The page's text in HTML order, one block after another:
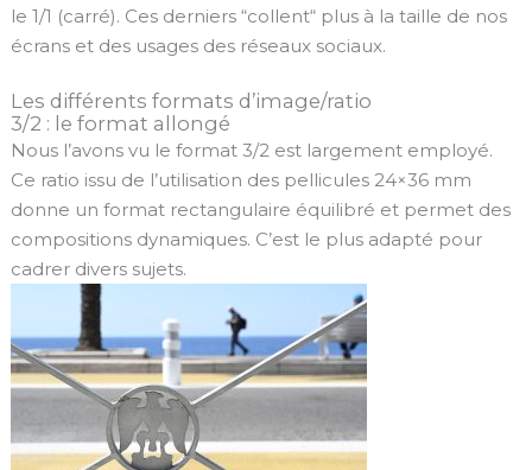
le 1/1 (carré). Ces derniers “collent“ plus à la taille de nos
écrans et des usages des réseaux sociaux.
Les différents formats d’image/ratio
3/2 : le format allongé
Nous l’avons vu le format 3/2 est largement employé.
Ce ratio issu de l’utilisation des pellicules 24×36 mm
donne un format rectangulaire équilibré et permet des
compositions dynamiques. C’est le plus adapté pour
cadrer divers sujets.